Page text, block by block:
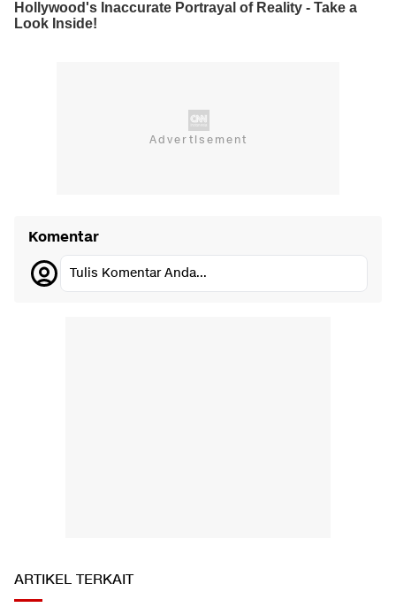
Komentar
Tulis Komentar Anda...
ARTIKEL TERKAIT